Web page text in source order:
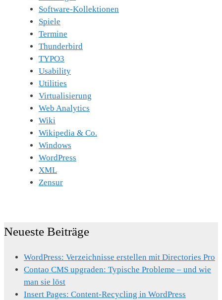
Software-Kollektionen
Spiele
Termine
Thunderbird
TYPO3
Usability
Utilities
Virtualisierung
Web Analytics
Wiki
Wikipedia & Co.
Windows
WordPress
XML
Zensur
Neueste Beiträge
WordPress: Verzeichnisse erstellen mit Directories Pro
Contao CMS upgraden: Typische Probleme – und wie
man sie löst
Insert Pages: Content-Recycling in WordPress